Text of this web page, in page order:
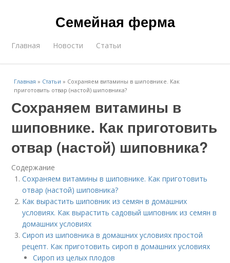
Семейная ферма
Главная Новости Статьи
Главная » Статьи » Сохраняем витамины в шиповнике. Как
приготовить отвар (настой) шиповника?
Сохраняем витамины в
шиповнике. Как приготовить
отвар (настой) шиповника?
Содержание
Сохраняем витамины в шиповнике. Как приготовить
отвар (настой) шиповника?
Как вырастить шиповник из семян в домашних
условиях. Как вырастить садовый шиповник из семян в
домашних условиях
Сироп из шиповника в домашних условиях простой
рецепт. Как приготовить сироп в домашних условиях
Сироп из целых плодов